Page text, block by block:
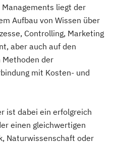
- Professionelles
– Professionelles
Cultural Property
Sports Technology
Regenerative
Web-Development
Biotechnology
Management
liegt der
Aufbau von Wissen über
Controlling, Marketing
aber auch auf den
der
mit Kosten- und
ist dabei ein erfolgreich
einen gleichwertigen
Naturwissenschaft oder